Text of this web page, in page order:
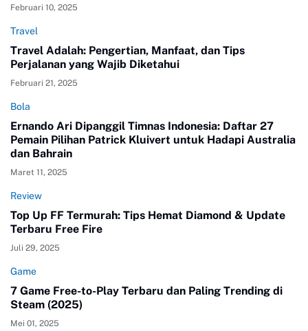
Februari 10, 2025
Travel
Travel Adalah: Pengertian, Manfaat, dan Tips
Perjalanan yang Wajib Diketahui
Februari 21, 2025
Bola
Ernando Ari Dipanggil Timnas Indonesia: Daftar 27
Pemain Pilihan Patrick Kluivert untuk Hadapi Australia
dan Bahrain
Maret 11, 2025
Review
Top Up FF Termurah: Tips Hemat Diamond & Update
Terbaru Free Fire
Juli 29, 2025
Game
7 Game Free-to-Play Terbaru dan Paling Trending di
Steam (2025)
Mei 01, 2025